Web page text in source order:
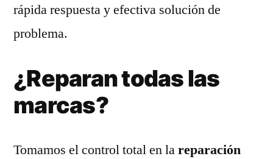
rápida respuesta y efectiva solución de
problema.
¿Reparan todas las
marcas?
Tomamos el control total en lareparación